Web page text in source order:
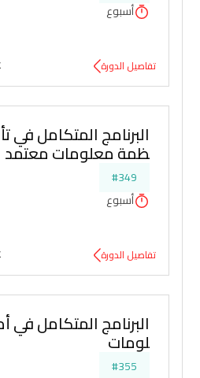
أسبوع
تفاصيل الدورة
البرنامج المتكامل في
ظمة معلومات معتمد
#349
أسبوع
تفاصيل الدورة
البرنامج المتكامل
لومات
#355